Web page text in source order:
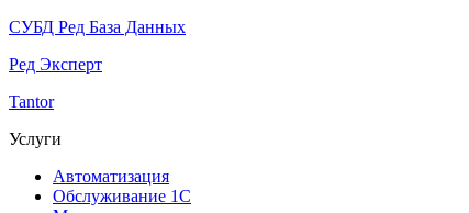
СУБД Ред База Данных
Ред Эксперт
Tantor
Услуги
Автоматизация
Обслуживание 1С